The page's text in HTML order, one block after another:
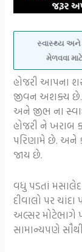
સ્વાસ્થ્ય અને
મેળવવા
હોજરી આપના
જીવન અશક્ય છે.
અને જીભ ના
હોજરી ને ખરાબ
પરિણામે છે. અને
જાય છે.
વધુ પડતાં
દીવાલો પર
અલ્સર મોટેભાગે
સામાન્યપણે